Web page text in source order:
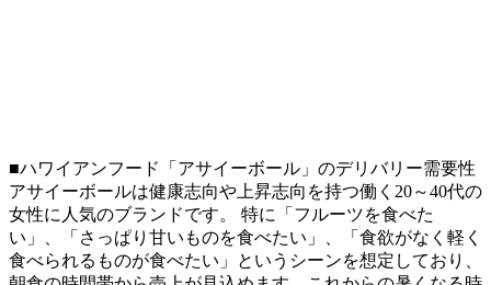
■ハワイアンフード「アサイーボール」のデリバリー需要性
アサイーボールは健康志向や上昇志向を持つ働く20～40代の
女性に人気のブランドです。 特に「フルーツを食べた
い」、「さっぱり甘いものを食べたい」、「食欲がなく軽く
食べられるものが食べたい」というシーンを想定しており、